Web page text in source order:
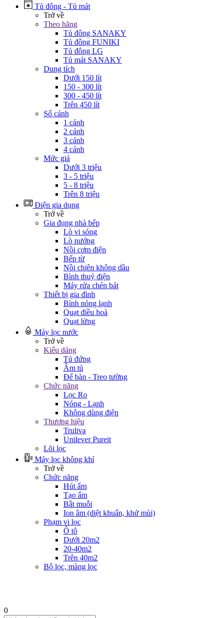
Tủ đông - Tủ mát
Trở về
Theo hãng
Tủ đông SANAKY
Tủ đông FUNIKI
Tủ đông LG
Tủ mát SANAKY
Dung tích
Dưới 150 lít
150 - 300 lít
300 - 450 lít
Trên 450 lít
Số cánh
1 cánh
2 cánh
3 cánh
4 cánh
Mức giá
Dưới 3 triệu
3 - 5 triệu
5 - 8 triệu
Trên 8 triệu
Điện gia dụng
Trở về
Gia đụng nhà bếp
Lò vi sóng
Lò nướng
Nồi cơm điện
Bếp từ
Nồi chiên không dầu
Bình thuỷ điện
Máy rửa chén bát
Thiết bị gia đình
Bình nóng lạnh
Quạt điều hoà
Quạt lửng
Máy lọc nước
Trở về
Kiểu dáng
Tủ đứng
Âm tủ
Để bàn - Treo tường
Chức năng
Lọc Ro
Nóng - Lạnh
Không dùng điện
Thương hiệu
Truliva
Unilever Pureit
Lõi lọc
Máy lọc không khí
Trở về
Chức năng
Hút ẩm
Tạo ẩm
Bắt muỗi
Ion âm (diệt khuẩn, khử mùi)
Phạm vi lọc
Ô tô
Dưới 20m2
20-40m2
Trên 40m2
Bộ lọc, màng lọc
0